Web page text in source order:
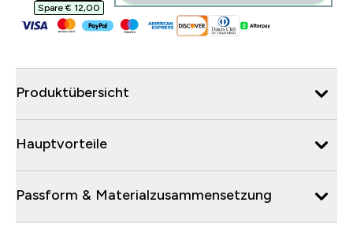
Spare € 12,00‎
Produktübersicht
Hauptvorteile
Passform & Materialzusammensetzung